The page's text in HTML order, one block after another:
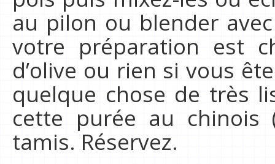
au pilon ou blender
votre préparation est
d’olive ou rien si vous
quelque chose de très
cette purée au chinois
tamis. Réservez.